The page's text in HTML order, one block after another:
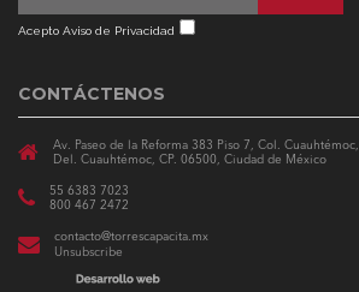
Acepto Aviso de Privacidad
CONTÁCTENOS
Av. Paseo de la Reforma 383 Piso 7, Col. Cuauhtémoc,
Del. Cuauhtémoc, CP. 06500, Ciudad de México
55 6383 7023
800 467 2472
contacto@torrescapacita.mx